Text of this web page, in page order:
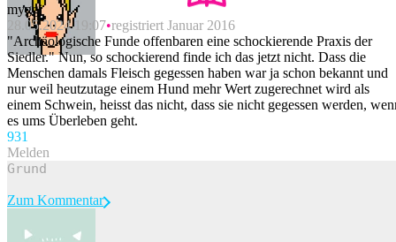
myggj
28.05.2024 19:07 registriert Januar 2016
"Archäologische Funde offenbaren eine schockierende Praxis der
Siedler." Nun, so schockierend finde ich das jetzt nicht. Dass die
Menschen damals Fleisch gegessen haben war ja schon bekannt und
nur weil heutzutage einem Hund mehr Wert zugerechnet wird als
einem Schwein, heisst das nicht, dass sie nicht gegessen werden,
es ums Überleben geht.
931
Melden
Zum Kommentar